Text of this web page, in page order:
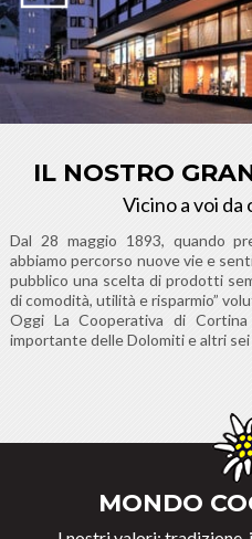
IL NOSTRO
Vicino a voi da
Dal 28 maggio 1893, quando
abbiamo percorso nuove vie e
pubblico una scelta di prodotti
di comodità, utilità e risparmio”
Oggi La Cooperativa di
importante delle Dolomiti e altri
MONDO